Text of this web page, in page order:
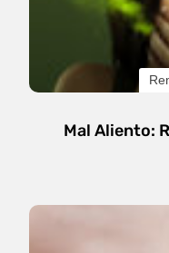
Mal Aliento: